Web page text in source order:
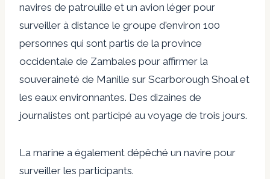
navires de patrouille et un avion léger pour
surveiller à distance le groupe d'environ 100
personnes qui sont partis de la province
occidentale de Zambales pour affirmer la
souveraineté de Manille sur Scarborough Shoal et
les eaux environnantes. Des dizaines de
journalistes ont participé au voyage de trois jours.
La marine a également dépêché un navire pour
surveiller les participants.